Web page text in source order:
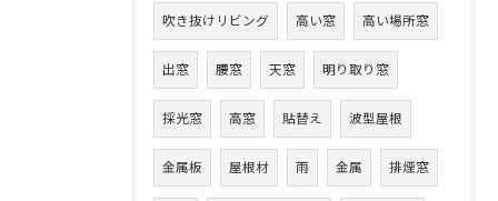
吹き抜けリビング 高い窓 高い場所窓
出窓 腰窓 天窓 明り取り窓
採光窓 高窓 貼替え 波型屋根
金属板 屋根材 雨 金属 排煙窓